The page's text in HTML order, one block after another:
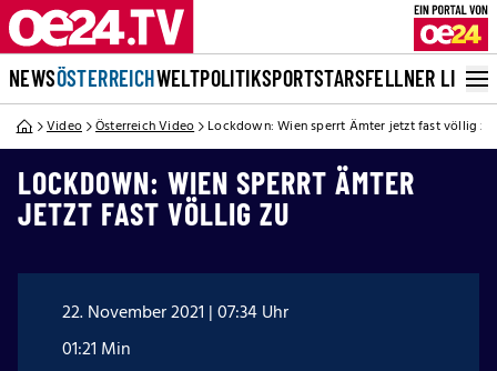
NEWSÖSTERREICHWELTPOLITIKSPORTSTARSFELLNER LIVE
Video Österreich Video Lockdown: Wien sperrt Ämter jetzt fast völlig zu
LOCKDOWN: WIEN SPERRT ÄMTER
JETZT FAST VÖLLIG ZU
22. November 2021 | 07:34 Uhr
01:21 Min